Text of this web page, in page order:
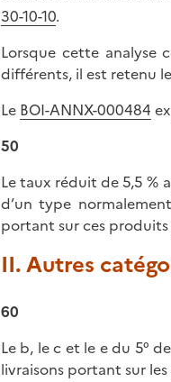
30-10-10.
Lorsque cette analyse
différents, il est retenu
Le BOI-ANNX-000484
50
Le taux réduit de 5,5 %
d’un type
portant sur ces produits
II. Autres
60
Le b, le c et le e du 5°
livraisons portant sur